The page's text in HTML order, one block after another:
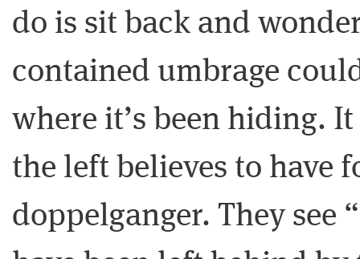
do is sit back and
contained umbrage
where it’s been hiding.
the left believes to have
doppelganger. They see